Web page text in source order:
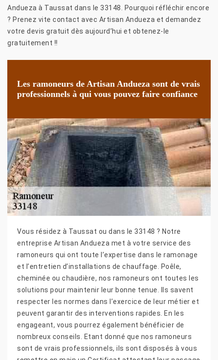
Andueza à Taussat dans le 33148. Pourquoi réfléchir encore
? Prenez vite contact avec Artisan Andueza et demandez
votre devis gratuit dès aujourd’hui et obtenez-le
gratuitement !!
Les ramoneurs de Artisan Andueza sont de vrais
professionnels à qui vous pouvez faire confiance
Vous résidez à Taussat ou dans le 33148 ? Notre
entreprise Artisan Andueza met à votre service des
ramoneurs qui ont toute l’expertise dans le ramonage
et l’entretien d’installations de chauffage. Poêle,
cheminée ou chaudière, nos ramoneurs ont toutes les
solutions pour maintenir leur bonne tenue. Ils savent
respecter les normes dans l’exercice de leur métier et
peuvent garantir des interventions rapides. En les
engageant, vous pourrez également bénéficier de
nombreux conseils. Etant donné que nos ramoneurs
sont de vrais professionnels, ils sont disposés à vous